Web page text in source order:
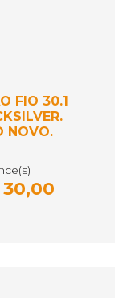
FIO 30.1
NOVO.